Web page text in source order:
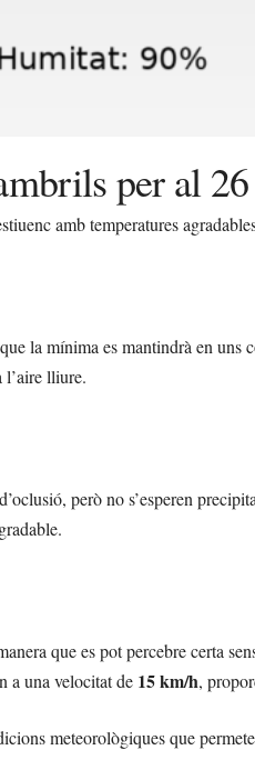
per al
amb temperatures
la mínima es mantindrà en uns
l’aire lliure.
però no s’esperen
que es pot percebre certa
a una velocitat de 15 km/h,
meteorològiques que